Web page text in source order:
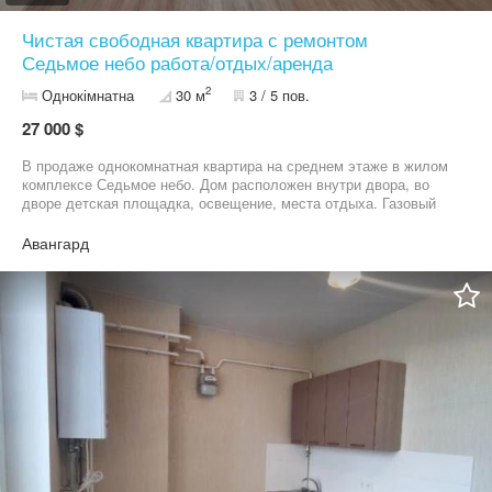
Чистая свободная квартира с ремонтом
Седьмое небо работа/отдых/аренда
Однокімнатна 30 м2 3 / 5 пов.
27 000 $
В продаже однокомнатная квартира на среднем этаже в жилом
комплексе Седьмое небо. Дом расположен внутри двора, во
дворе детская площадка, освещение, места отдыха. Газовый
самостоятельно. Квартира южная, светлая, с большим окном.
Комната правильной формы. Квартира без мебели. что
позволяет самостоятельно обустроить ее по своему вкусу.
Звоните. Организуем показ 05******32
Авангард